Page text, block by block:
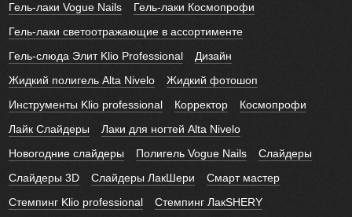
Гель-лаки Vogue Nails
Гель-лаки Космопрофи
Гель-лаки светоотражающие в ассортименте
Гель-слюда Элит Klio Professional
Дизайн
Жидкий полигель Alta Nivelo
Жидкий фотошоп
Инструменты Klio professional
Корректор
Космопрофи
Лайк Слайдеры
Лаки для ногтей Alta Nivelo
Новогодние слайдеры
Полигель Vogue Nails
Слайдеры
Слайдеры 3D
Слайдеры ЛакШери
Смарт мастер
Стемпинг Klio professional
Стемпинг ЛакSHERY